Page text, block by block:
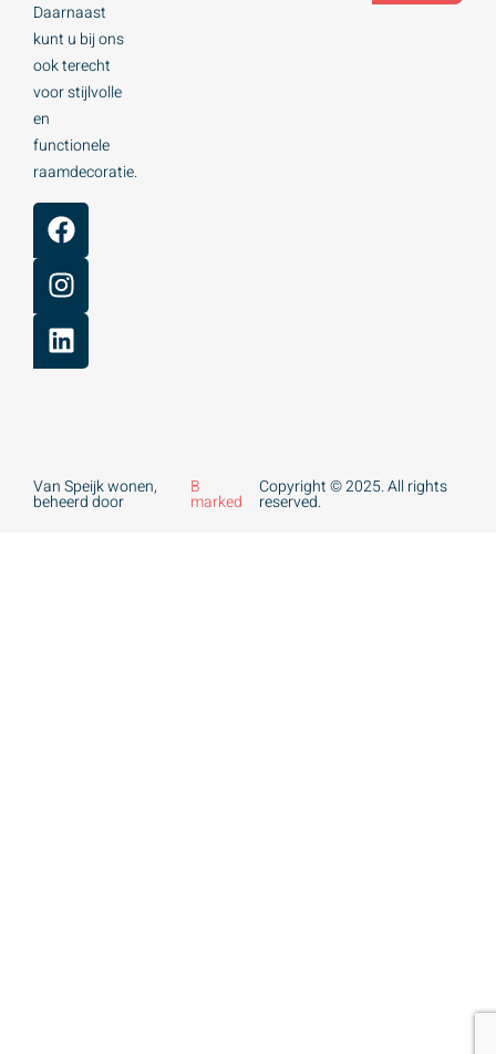
Daarnaast
kunt u bij ons
ook terecht
voor stijlvolle
en
functionele
raamdecoratie.
Van Speijk wonen,
beheerd door
B
marked
Copyright © 2025. All rights
reserved.